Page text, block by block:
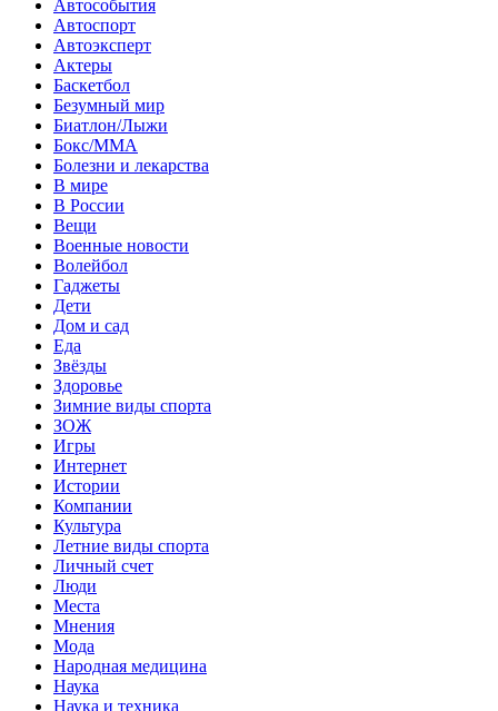
Автособытия
Автоспорт
Автоэксперт
Актеры
Баскетбол
Безумный мир
Биатлон/Лыжи
Бокс/MMA
Болезни и лекарства
В мире
В России
Вещи
Военные новости
Волейбол
Гаджеты
Дети
Дом и сад
Еда
Звёзды
Здоровье
Зимние виды спорта
ЗОЖ
Игры
Интернет
Истории
Компании
Культура
Летние виды спорта
Личный счет
Люди
Места
Мнения
Мода
Народная медицина
Наука
Наука и техника